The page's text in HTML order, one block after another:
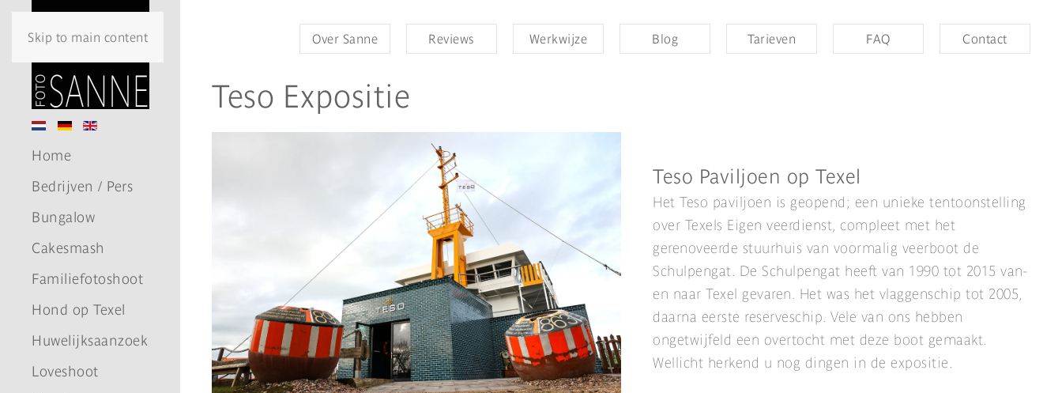
Skip to main content Over Sanne Reviews Werkwijze Blog Tarieven FAQ Contact
Home
Bedrijven / Pers
Bungalow
Cakesmash
Familiefotoshoot
Hond op Texel
Huwelijksaanzoek
Loveshoot
Teso Expositie
Teso Paviljoen op Texel
Het Teso paviljoen is geopend; een unieke tentoonstelling
over Texels Eigen veerdienst, compleet met het
gerenoveerde stuurhuis van voormalig veerboot de
Schulpengat. De Schulpengat heeft van 1990 tot 2015 van-
en naar Texel gevaren. Het was het vlaggenschip tot 2005,
daarna eerste reserveschip. Vele van ons hebben
ongetwijfeld een overtocht met deze boot gemaakt.
Wellicht herkend u nog dingen in de expositie.